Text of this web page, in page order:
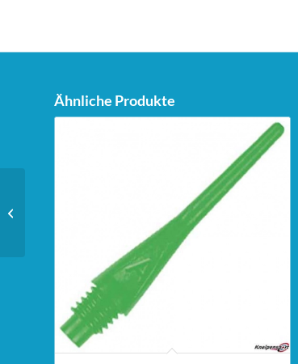
Ähnliche Produkte